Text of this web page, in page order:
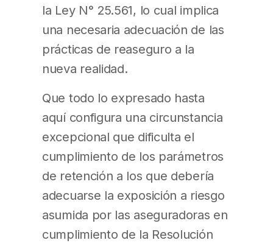
la Ley N° 25.561, lo cual implica
una necesaria adecuación de las
prácticas de reaseguro a la
nueva realidad.
Que todo lo expresado hasta
aquí configura una circunstancia
excepcional que dificulta el
cumplimiento de los parámetros
de retención a los que debería
adecuarse la exposición a riesgo
asumida por las aseguradoras en
cumplimiento de la Resolución